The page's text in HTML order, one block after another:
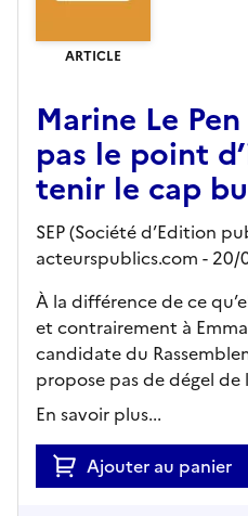
ARTICLE
Marine Le
pas le point
tenir le cap
SEP (Société d’Edition
acteurspublics.com - 20/
À la différence de ce
et contrairement à
candidate du
propose pas de dégel
En savoir plus...
Ajouter au panier